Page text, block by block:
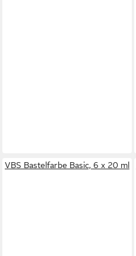
VBS Bastelfarbe Basic, 6 x 20 ml